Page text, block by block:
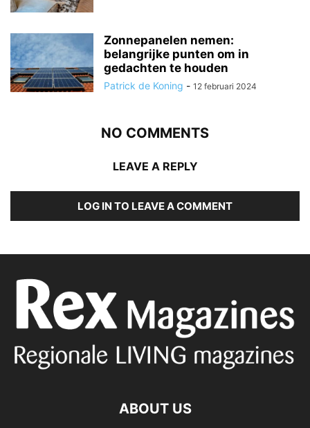
Zonnepanelen nemen:
belangrijke punten om in
gedachten te houden
Patrick de Koning - 12 februari 2024
NO COMMENTS
LEAVE A REPLY
LOG IN TO LEAVE A COMMENT
ABOUT US